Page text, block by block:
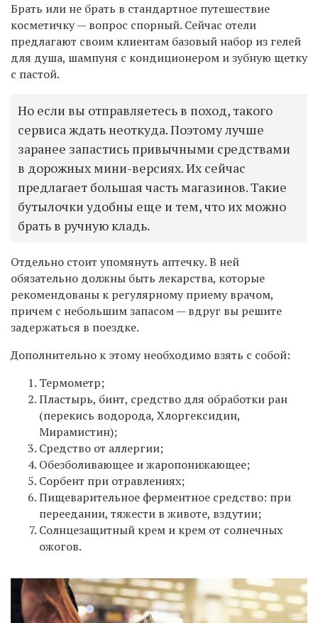
Брать или не брать в стандартное путешествие
косметичку — вопрос спорный. Сейчас отели
предлагают своим клиентам базовый набор из гелей
для душа, шампуня с кондиционером и зубную щетку
с пастой.
Но если вы отправляетесь в поход, такого
сервиса ждать неоткуда. Поэтому лучше
заранее запастись привычными средствами
в дорожных мини-версиях. Их сейчас
предлагает большая часть магазинов. Такие
бутылочки удобны еще и тем, что их можно
брать в ручную кладь.
Отдельно стоит упомянуть аптечку. В ней
обязательно должны быть лекарства, которые
рекомендованы к регулярному приему врачом,
причем с небольшим запасом — вдруг вы решите
задержаться в поездке.
Дополнительно к этому необходимо взять с собой:
Термометр;
Пластырь, бинт, средство для обработки ран
(перекись водорода, Хлоргексидин,
Мирамистин);
Средство от аллергии;
Обезболивающее и жаропонижающее;
Сорбент при отравлениях;
Пищеварительное ферментное средство: при
переедании, тяжести в животе, вздутии;
Солнцезащитный крем и крем от солнечных
ожогов.